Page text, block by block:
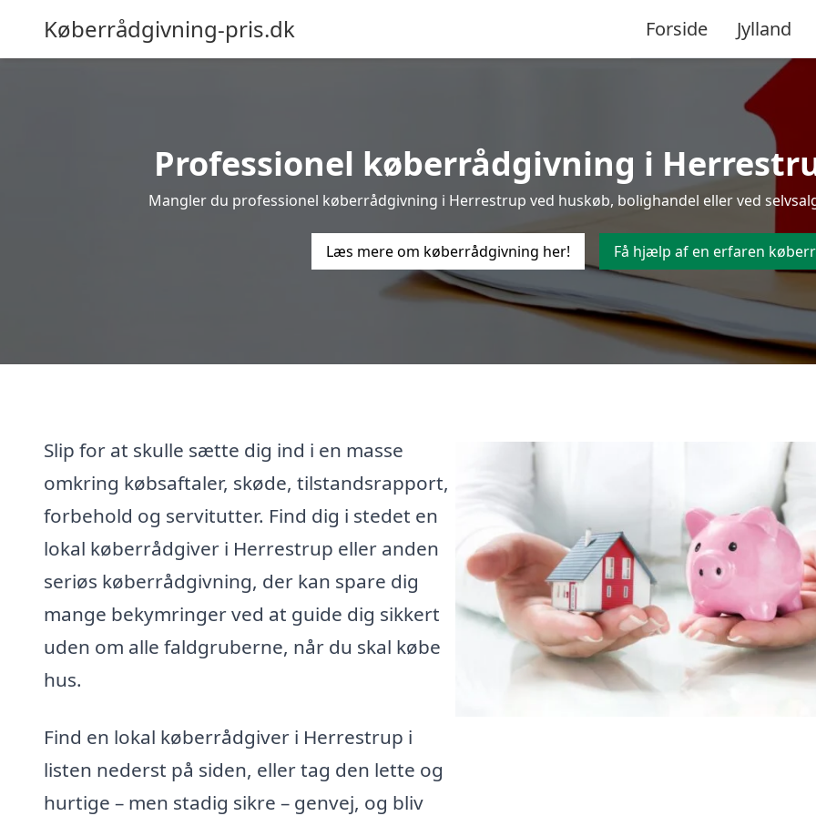
Køberrådgivning-pris.dk Forside Jylland
Professionel køberrådgivning i
Mangler du professionel køberrådgivning i Herrestrup ved huskøb, bolighandel eller ved
Læs mere om køberrådgivning her! Få hjælp af en erfaren
Slip for at skulle sætte dig ind i en masse
omkring købsaftaler, skøde, tilstandsrapport,
forbehold og servitutter. Find dig i stedet en
lokal køberrådgiver i Herrestrup eller anden
seriøs køberrådgivning, der kan spare dig
mange bekymringer ved at guide dig sikkert
uden om alle faldgruberne, når du skal købe
hus.
Find en lokal køberrådgiver i Herrestrup i
listen nederst på siden, eller tag den lette og
hurtige – men stadig sikre – genvej, og bliv